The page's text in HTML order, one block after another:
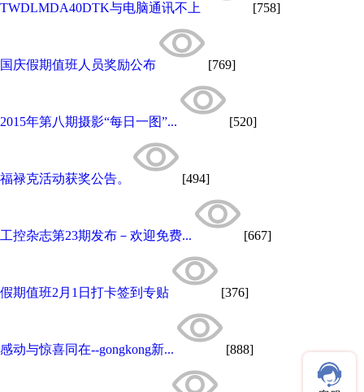
TWDLMDA40DTK与电脑通讯不上 [758]
国庆假期值班人员奖励公布 [769]
2015年第八期摄影“每日一图”... [520]
福禄克活动获奖公告。 [494]
工控杂志第23期发布－欢迎免费... [667]
假期值班2月1日打卡签到专贴 [376]
感动与惊喜同在--gongkong新... [888]